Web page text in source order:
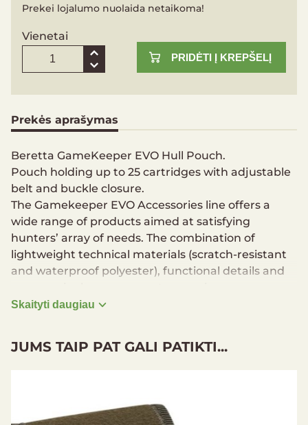
Prekei lojalumo nuolaida netaikoma!
Vienetai
PRIDĖTI Į KREPŠELĮ
Prekės aprašymas
Beretta GameKeeper EVO Hull Pouch.
Pouch holding up to 25 cartridges with adjustable
belt and buckle closure.
The Gamekeeper EVO Accessories line offers a
wide range of products aimed at satisfying
hunters’ array of needs. The combination of
lightweight technical materials (scratch-resistant
and waterproof polyester), functional details and
protection for your weapon.
Made of durable material
Skaityti daugiau
JUMS TAIP PAT GALI PATIKTI...